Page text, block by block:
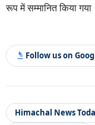
रूप में सम्मानित किया गया।
Follow us on
Himachal News